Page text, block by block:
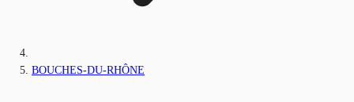
BOUCHES-DU-RHÔNE